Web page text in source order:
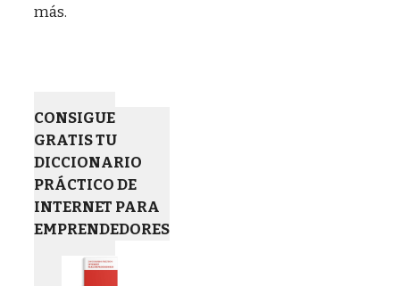
más.
CONSIGUE
GRATIS TU
DICCIONARIO
PRÁCTICO DE
INTERNET PARA
EMPRENDEDORES